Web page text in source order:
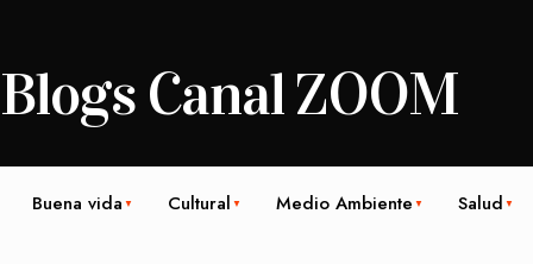
Blogs Canal ZOOM
Buena vida Cultural Medio Ambiente Salud